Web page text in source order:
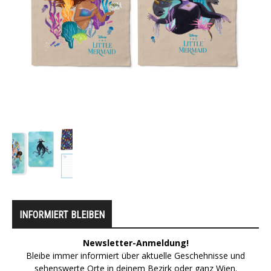
INFORMIERT BLEIBEN
Newsletter-Anmeldung!
Bleibe immer informiert über aktuelle Geschehnisse und
sehenswerte Orte in deinem Bezirk oder ganz Wien.